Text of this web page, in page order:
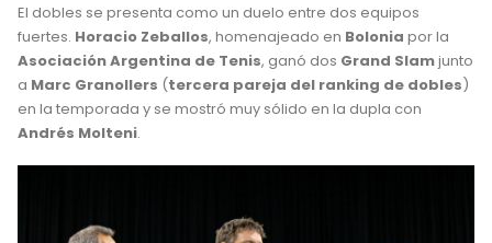
El dobles se presenta como un duelo entre dos equipos
fuertes. Horacio Zeballos, homenajeado en Bolonia por la
Asociación Argentina de Tenis, ganó dos Grand Slamjunto
a Marc Granollers (tercera pareja del ranking de dobles)
en la temporada y se mostró muy sólido en la dupla con
Andrés Molteni.